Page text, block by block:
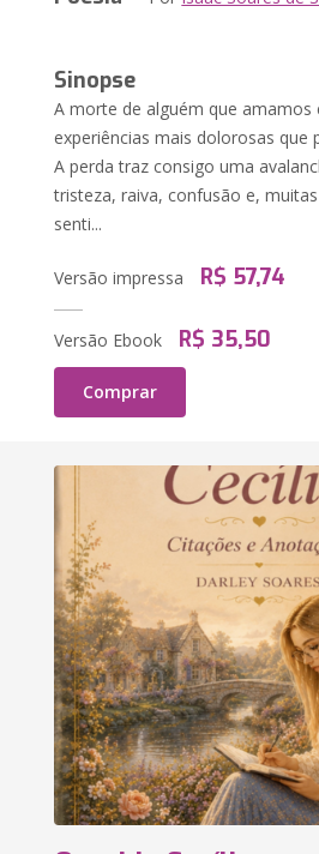
Sinopse
A morte de alguém que amamos
experiências mais dolorosas que
A perda traz consigo uma
tristeza, raiva, confusão e,
senti...
Versão impressa R$ 57,74
Versão Ebook R$ 35,50
Comprar